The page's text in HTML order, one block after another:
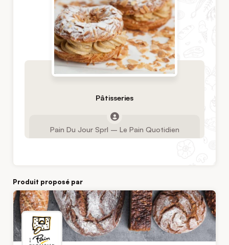
Pâtisseries
Pain Du Jour Sprl – Le Pain Quotidien
Produit proposé par